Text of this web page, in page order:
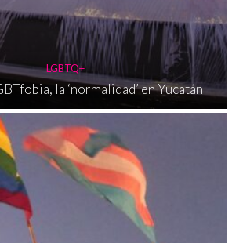
LGBTQ+
la ‘normalidad’ en Yucatán